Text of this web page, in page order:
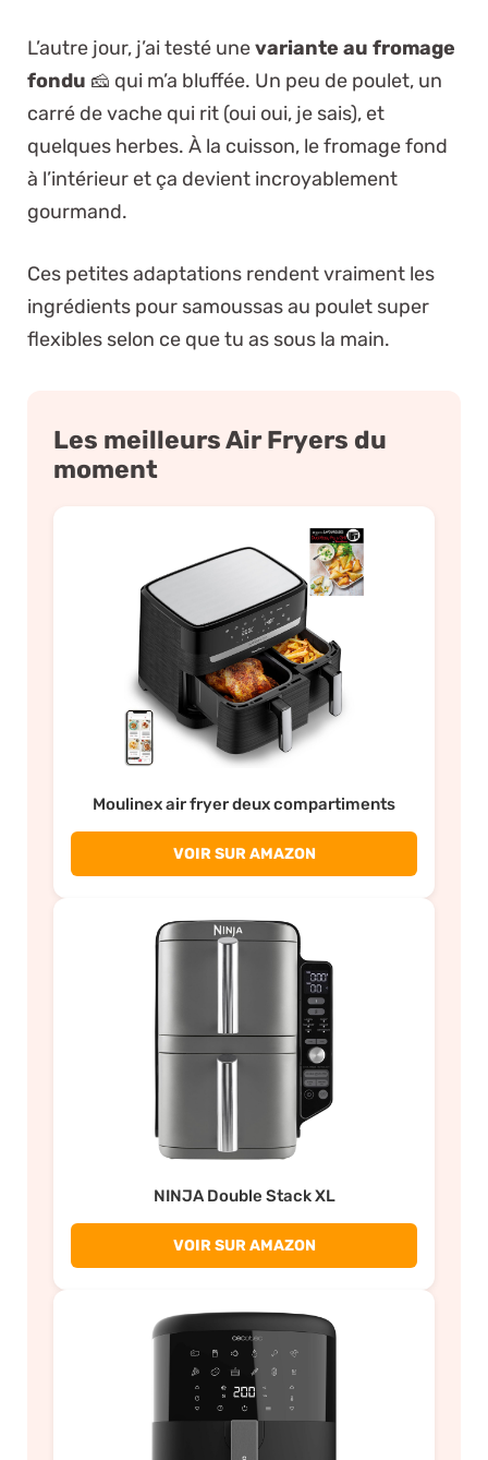
L’autre jour, j’ai testé unevariante au fromage
fondu 🧀 qui m’a bluffée. Un peu de poulet, un
carré de vache qui rit (oui oui, je sais), et
quelques herbes. À la cuisson, le fromage fond
à l’intérieur et ça devient incroyablement
gourmand.
Ces petites adaptations rendent vraiment les
ingrédients pour samoussas au poulet super
flexibles selon ce que tu as sous la main.
Les meilleurs Air Fryers du
moment
Moulinex air fryer deux compartiments
VOIR SUR AMAZON
NINJA Double Stack XL
VOIR SUR AMAZON